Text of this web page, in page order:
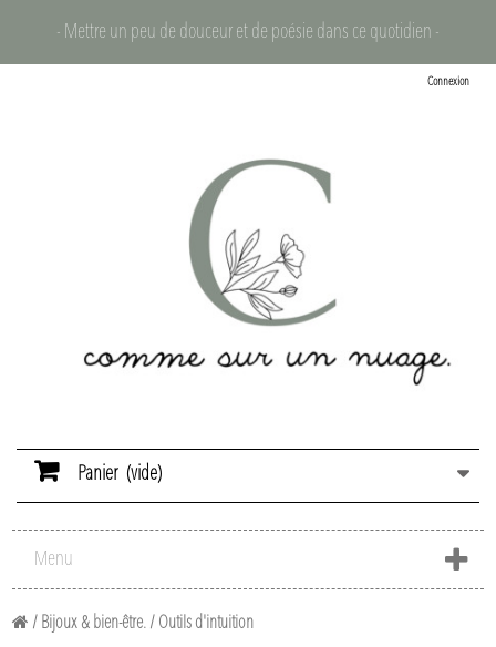
- Mettre un peu de douceur et de poésie dans ce quotidien -
Connexion
Panier (vide)
Menu
/ Bijoux & bien-être. / Outils d'intuition